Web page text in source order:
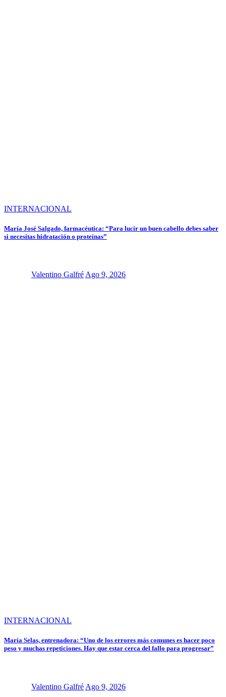
INTERNACIONAL
María José Salgado, farmacéutica: “Para lucir un buen cabello debes saber
si necesitas hidratación o proteínas”
Valentino Galfré Ago 9, 2026
INTERNACIONAL
María Selas, entrenadora: “Uno de los errores más comunes es hacer poco
peso y muchas repeticiones. Hay que estar cerca del fallo para progresar”
Valentino Galfré Ago 9, 2026